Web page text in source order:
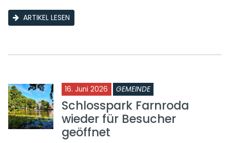
ARTIKEL LESEN
16. Juni 2026 GEMEINDE
Schlosspark Farnroda
wieder für Besucher
geöffnet